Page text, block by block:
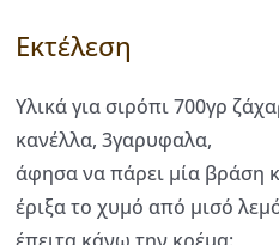
Εκτέλεση
Υλικά για σιρόπι 700γρ
κανέλλα, 3γαρυφαλα,
άφησα να πάρει μία βράση
έριξα το χυμό από μισό